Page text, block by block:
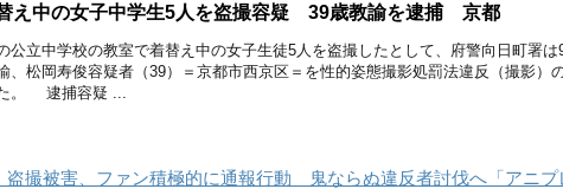
え中の女子中学生5人を盗撮容疑 39歳教諭を逮捕 京都
公立中学校の教室で着替え中の女子生徒5人を盗撮したとして、府警向日町署は
、松岡寿俊容疑者（39）＝京都市西京区＝を性的姿態撮影処罰法違反（撮影）
。 逮捕容疑 ...
盗撮被害、ファン積極的に通報行動 鬼ならぬ違反者討伐へ「アニプ